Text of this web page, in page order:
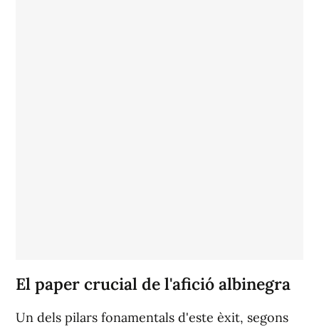
El paper crucial de l'afició albinegra
Un dels pilars fonamentals d'este èxit, segons